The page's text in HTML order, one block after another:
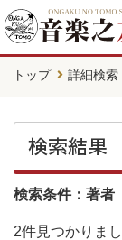
トップ 詳細検索
検索結果
検索条件：著者
2件見つかりまし